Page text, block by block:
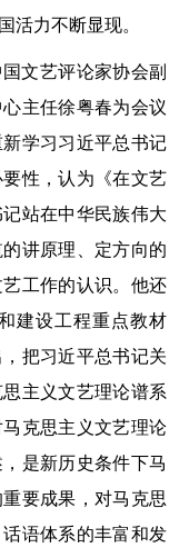
活力不断显现。
文艺评论家协会副
主任徐粤春为会议
学习习近平总书记
要性，认为《在文艺
站在中华民族伟大
讲原理、定方向的
工作的认识。他还
建设工程重点教材
把习近平总书记关
主义文艺理论谱系
克思主义文艺理论
是新历史条件下马
要成果，对马克思
语体系的丰富和发